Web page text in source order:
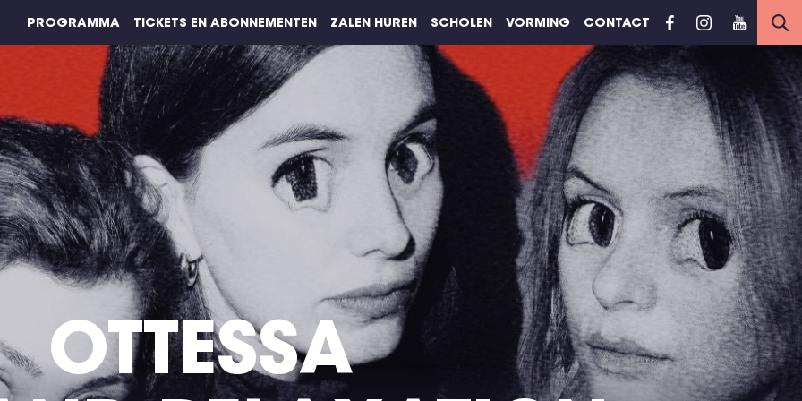
PROGRAMMA TICKETS EN ABONNEMENTEN ZALEN HUREN SCHOLEN VORMING CONTACT
OTTESSA